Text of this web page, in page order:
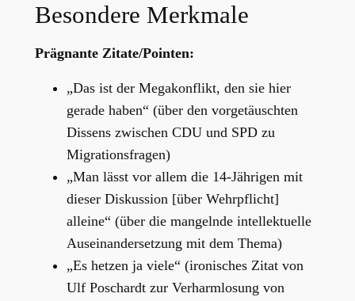
Besondere Merkmale
Prägnante Zitate/Pointen:
„Das ist der Megakonflikt, den sie hier
gerade haben“ (über den vorgetäuschten
Dissens zwischen CDU und SPD zu
Migrationsfragen)
„Man lässt vor allem die 14-Jährigen mit
dieser Diskussion [über Wehrpflicht]
alleine“ (über die mangelnde intellektuelle
Auseinandersetzung mit dem Thema)
„Es hetzen ja viele“ (ironisches Zitat von
Ulf Poschardt zur Verharmlosung von